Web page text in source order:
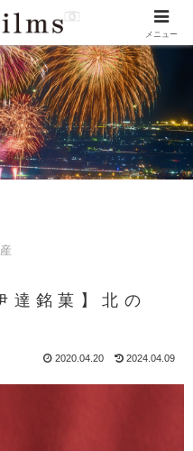
達銘菓】北の
2020.04.20 2024.04.09
メニュー